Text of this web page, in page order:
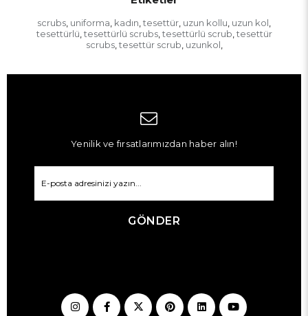
scrubs uniforma kadın tesettür uzun kollu uzun kol
tesettürlü tesettürlü scrubs, tesettürlü scrub tesettür
scrubs, tesettür scrub uzunkol
Yenilik ve fırsatlarımızdan haber alın!
GÖNDER